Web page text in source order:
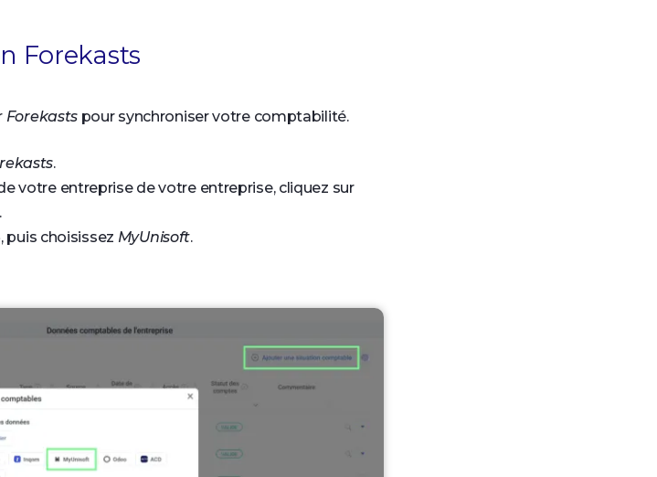
Forekasts
Forekasts pour synchroniser votre comptabilité.
.
votre entreprise de votre entreprise, cliquez sur
puis choisissez MyUnisoft.